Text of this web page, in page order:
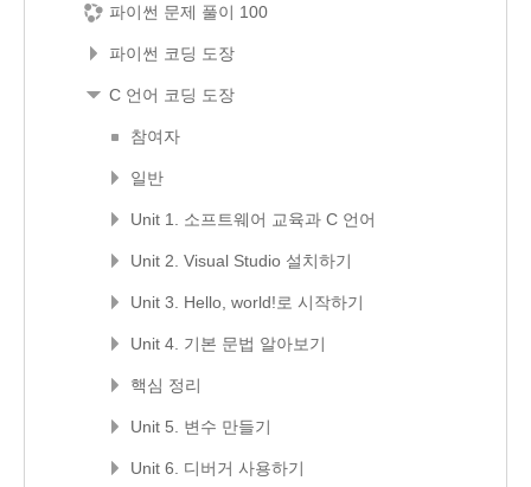
파이썬 문제 풀이 100
파이썬 코딩 도장
C 언어 코딩 도장
참여자
일반
Unit 1. 소프트웨어 교육과 C 언어
Unit 2. Visual Studio 설치하기
Unit 3. Hello, world!로 시작하기
Unit 4. 기본 문법 알아보기
핵심 정리
Unit 5. 변수 만들기
Unit 6. 디버거 사용하기